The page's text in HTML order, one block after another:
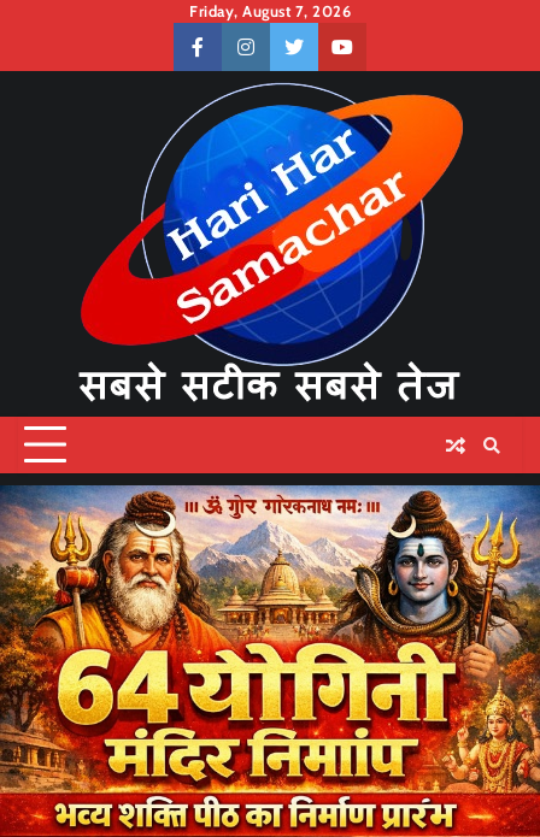
content
Friday, August 7, 2026
facebookinstagramtwitteryoutube